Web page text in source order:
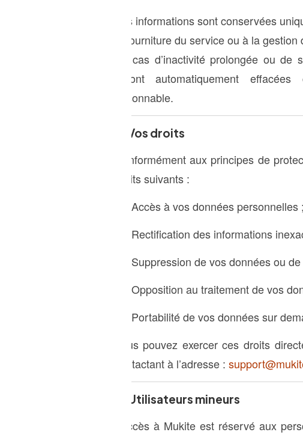
Vos informations sont conservées
la fourniture du service ou à la
En cas d’inactivité prolongée ou
seront automatiquement
raisonnable.
7. Vos droits
Conformément aux principes de
droits suivants :
Accès à vos données personnelles ;
Rectification des informations
Suppression de vos données ou
Opposition au traitement de vos
Portabilité de vos données sur
Vous pouvez exercer ces droits
contactant à l’adresse :
8. Utilisateurs mineurs
L’accès à Mukite est réservé aux